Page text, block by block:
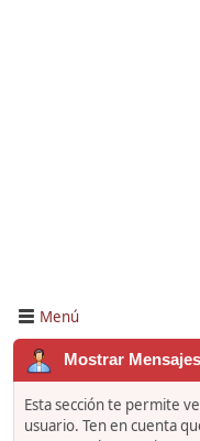
Menú
Mostrar Mensajes
Esta sección te permite
usuario. Ten en cuenta